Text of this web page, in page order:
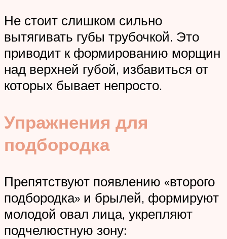
Не стоит слишком сильно
вытягивать губы трубочкой. Это
приводит к формированию морщин
над верхней губой, избавиться от
которых бывает непросто.
Упражнения для
подбородка
Препятствуют появлению «второго
подбородка» и брылей, формируют
молодой овал лица, укрепляют
подчелюстную зону: